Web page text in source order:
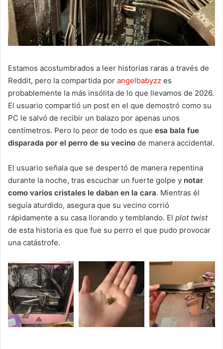
Estamos acostumbrados a leer historias raras a través de
Reddit, pero la compartida por angelbabyzz es
probablemente la más insólita de lo que llevamos de 2026.
El usuario compartió un post en el que demostró como su
PC le salvó de recibir un balazo por apenas unos
centímetros. Pero lo peor de todo es que esa bala fue
disparada por el perro de su vecino de manera accidental.
El usuario señala que se despertó de manera repentina
durante la noche, tras escuchar un fuerte golpe y notar
como varios cristales le daban en la cara. Mientras él
seguía aturdido, asegura que su vecino corrió
rápidamente a su casa llorando y temblando. El plot twist
de esta historia es que fue su perro el que pudo provocar
una catástrofe.